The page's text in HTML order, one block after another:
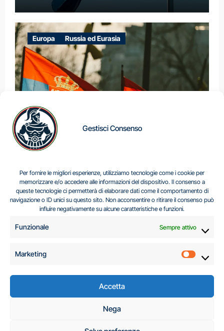
Gestisci Consenso
Per fornire le migliori esperienze, utilizziamo tecnologie come i cookie per
memorizzare e/o accedere alle informazioni del dispositivo. Il consenso a
queste tecnologie ci permetterà di elaborare dati come il comportamento di
navigazione o ID unici su questo sito. Non acconsentire o ritirare il consenso può
influire negativamente su alcune caratteristiche e funzioni.
Funzionale Sempre attivo
Marketing
Accetta
Nega
Europa Russia ed Eurasia
Centro Analisi e Studi Italus © Tutti i diritti riservati
C.A.S.I. – Centro
Analisi e Studi Italus